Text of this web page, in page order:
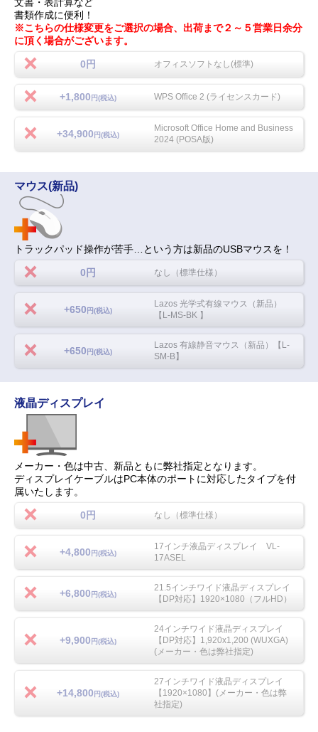
書類作成に便利！
※こちらの仕様変更をご選択の場合、出荷まで２～５営業日余分
に頂く場合がございます。
0円 オフィスソフトなし(標準)
+1,800 円(税込) WPS Office 2 (ライセンスカード)
+34,900 円(税込)
Microsoft Office Home and Business
2024 (POSA版)
マウス(新品)
トラックパッド操作が苦手…という方は新品のUSBマウスを！
0円 なし（標準仕様）
+650 円(税込)
Lazos 光学式有線マウス（新品）
【L-MS-BK 】
+650 円(税込)
Lazos 有線静音マウス（新品）【L-
SM-B】
液晶ディスプレイ
メーカー・色は中古、新品ともに弊社指定となります。
ディスプレイケーブルはPC本体のポートに対応したタイプを付
属いたします。
0円 なし（標準仕様）
+4,800 円(税込)
17インチ液晶ディスプレイ VL-
17ASEL
+6,800 円(税込)
21.5インチワイド液晶ディスプレイ
【DP対応】1920×1080（フルHD）
+9,900 円(税込)
24インチワイド液晶ディスプレイ
【DP対応】1,920x1,200 (WUXGA)
(メーカー・色は弊社指定)
+14,800 円(税込)
27インチワイド液晶ディスプレイ
【1920×1080】(メーカー・色は弊
社指定)